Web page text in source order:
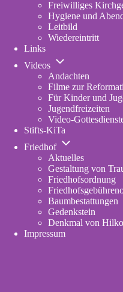
Freiwilliges
Hygiene und
Leitbild
Wiedereintritt
Links
Videos
Unternavigation
Videos
Andachten
Filme zur
Für Kinder und
Jugendfreizeiten
Video-
Stifts-KiTa
in
tab)
Friedhof
Unternavigation
Friedhof
Aktuelles
Gestaltung von
Friedhofsordnung
Baumbestattungen
Gedenkstein
Denkmal von
Impressum